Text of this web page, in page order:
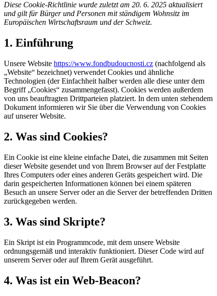
Diese Cookie-Richtlinie wurde zuletzt am 20. 6. 2025 aktualisiert
und gilt für Bürger und Personen mit ständigem Wohnsitz im
Europäischen Wirtschaftsraum und der Schweiz.
1. Einführung
Unsere Website https://www.fondbudoucnosti.cz (nachfolgend als
„Website“ bezeichnet) verwendet Cookies und ähnliche
Technologien (der Einfachheit halber werden alle diese unter dem
Begriff „Cookies“ zusammengefasst). Cookies werden außerdem
von uns beauftragten Drittparteien platziert. In dem unten stehendem
Dokument informieren wir Sie über die Verwendung von Cookies
auf unserer Website.
2. Was sind Cookies?
Ein Cookie ist eine kleine einfache Datei, die zusammen mit Seiten
dieser Website gesendet und von Ihrem Browser auf der Festplatte
Ihres Computers oder eines anderen Geräts gespeichert wird. Die
darin gespeicherten Informationen können bei einem späteren
Besuch an unsere Server oder an die Server der betreffenden Dritten
zurückgegeben werden.
3. Was sind Skripte?
Ein Skript ist ein Programmcode, mit dem unsere Website
ordnungsgemäß und interaktiv funktioniert. Dieser Code wird auf
unserem Server oder auf Ihrem Gerät ausgeführt.
4. Was ist ein Web-Beacon?